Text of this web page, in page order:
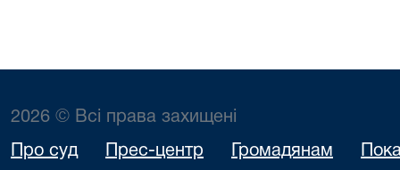
2026 © Всі права захищені
Про суд Прес-центр Громадянам